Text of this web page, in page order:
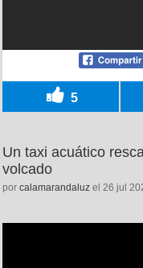
5
Un taxi acuático
volcado
por calamarandaluz el 26 jul